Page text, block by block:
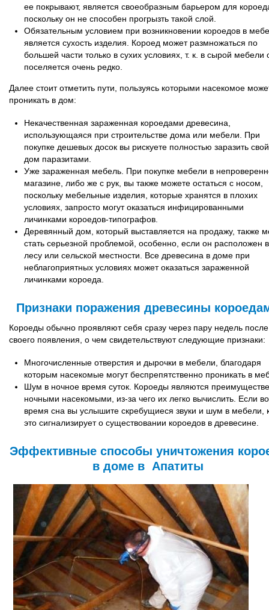
ее покрывают, является своеобразным барьером для
поскольку он не способен прогрызть такой слой.
Обязательным условием при возникновении короедов в
является сухость изделия. Короед может размножаться по
большей части только в сухих условиях, т. к. в сырой мебели
поселяется очень редко.
Далее стоит отметить пути, пользуясь которыми насекомое
проникать в дом:
Некачественная зараженная короедами древесина,
использующаяся при строительстве дома или мебели. При
покупке дешевых досок вы рискуете полностью заразить свой
дом паразитами.
Уже зараженная мебель. При покупке мебели в
магазине, либо же с рук, вы также можете остаться с носом,
поскольку мебельные изделия, которые хранятся в плохих
условиях, запросто могут оказаться инфицированными
личинками короедов-типографов.
Деревянный дом, который выставляется на продажу, также
стать серьезной проблемой, особенно, если он расположен в
лесу или сельской местности. Все древесина в доме при
неблагоприятных условиях может оказаться зараженной
личинками короеда.
Признаки поражения древесины
Короеды обычно проявляют себя сразу через пару недель после
своего появления, о чем свидетельствуют следующие признаки:
Многочисленные отверстия и дырочки в мебели, благодаря
которым насекомые могут беспрепятственно проникать в
Шум в ночное время суток. Короеды являются
ночными насекомыми, из-за чего их легко вычислить. Если во
время сна вы услышите скребущиеся звуки и шум в мебели,
это сигнализирует о существовании короедов в древесине.
Эффективные способы уничтожения
в доме в Апатиты